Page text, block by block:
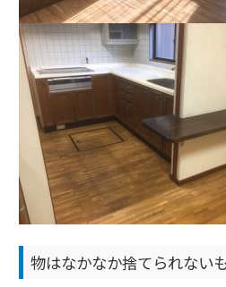
物はなかなか捨てられない